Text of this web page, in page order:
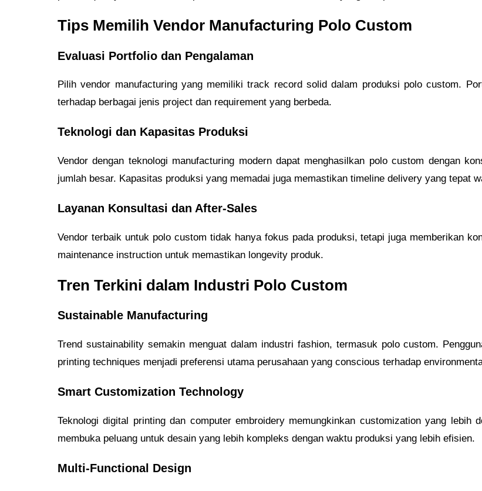
Tips Memilih Vendor Manufacturing Polo Custom
Evaluasi Portfolio dan Pengalaman
Pilih vendor manufacturing yang memiliki track record solid dalam produksi polo custom.
terhadap berbagai jenis project dan requirement yang berbeda.
Teknologi dan Kapasitas Produksi
Vendor dengan teknologi manufacturing modern dapat menghasilkan polo custom dengan
jumlah besar. Kapasitas produksi yang memadai juga memastikan timeline delivery yang tepat
Layanan Konsultasi dan After-Sales
Vendor terbaik untuk polo custom tidak hanya fokus pada produksi, tetapi juga memberikan
maintenance instruction untuk memastikan longevity produk.
Tren Terkini dalam Industri Polo Custom
Sustainable Manufacturing
Trend sustainability semakin menguat dalam industri fashion, termasuk polo custom.
printing techniques menjadi preferensi utama perusahaan yang conscious terhadap
Smart Customization Technology
Teknologi digital printing dan computer embroidery memungkinkan customization yang
membuka peluang untuk desain yang lebih kompleks dengan waktu produksi yang lebih efisien.
Multi-Functional Design